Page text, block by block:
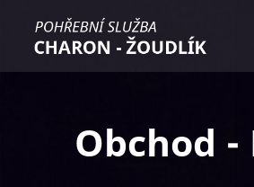
Obchod